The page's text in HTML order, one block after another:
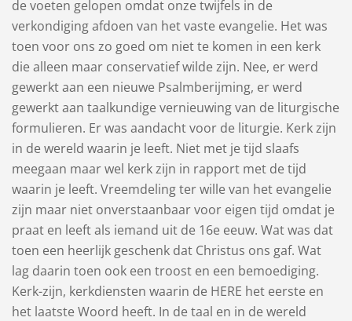
de voeten gelopen omdat onze twijfels in de
verkondiging afdoen van het vaste evangelie. Het was
toen voor ons zo goed om niet te komen in een kerk
die alleen maar conservatief wilde zijn. Nee, er werd
gewerkt aan een nieuwe Psalmberijming, er werd
gewerkt aan taalkundige vernieuwing van de liturgische
formulieren. Er was aandacht voor de liturgie. Kerk zijn
in de wereld waarin je leeft. Niet met je tijd slaafs
meegaan maar wel kerk zijn in rapport met de tijd
waarin je leeft. Vreemdeling ter wille van het evangelie
zijn maar niet onverstaanbaar voor eigen tijd omdat je
praat en leeft als iemand uit de 16e eeuw. Wat was dat
toen een heerlijk geschenk dat Christus ons gaf. Wat
lag daarin toen ook een troost en een bemoediging.
Kerk-zijn, kerkdiensten waarin de HERE het eerste en
het laatste Woord heeft. In de taal en in de wereld